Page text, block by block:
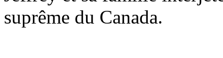
suprême du Canada.